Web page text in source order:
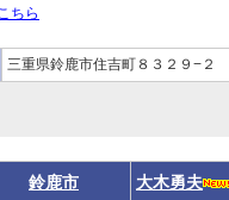
ちら
三重県鈴鹿市住吉町８３２９−２
鈴鹿市 大木勇夫